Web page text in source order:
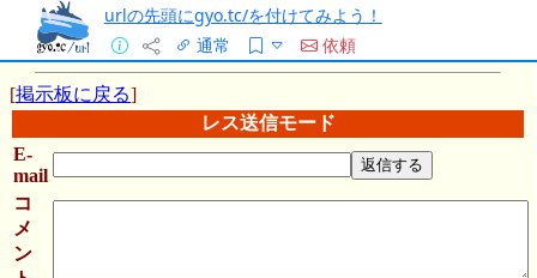
urlの先頭にgyo.tc/を付けてみよう！
通常
依頼